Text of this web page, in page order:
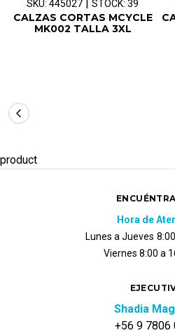
SKU: 445027 | STOCK: 39
CALZAS CORTAS MCYCLE
MK002 TALLA 3XL
product
Hora de
Lunes a Jueves
Viernes 8:00 a
Shadia
+56 9 7806